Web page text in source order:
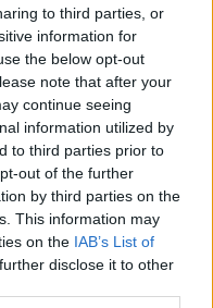
to third parties, or
information for
the below opt-out
note that after your
continue seeing
information utilized by
to third parties prior to
out of the further
by third parties on the
This information may
on the IAB’s List of
disclose it to other
Poirot: The
Alfred Molina,
από τα